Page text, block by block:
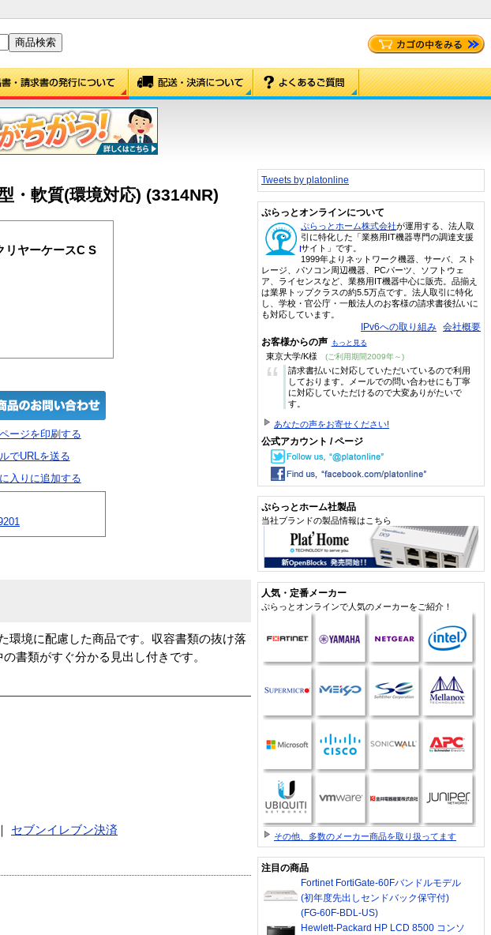
・軟質(環境対応) (3314NR)
リヤーケースC S
ージを印刷する
でURLを送る
入りに追加する
環境に配慮した商品です。収容書類の抜け落
書類がすぐ分かる見出し付きです。
セブンイレブン決済
Tweets by platonline
ぷらっとオンラインについて
ぷらっとホーム株式会社が運用する、法人取
引に特化した「業務用IT機器専門の調達支援
サイト」です。
1999年よりネットワーク機器、サーバ、スト
レージ、パソコン周辺機器、PCパーツ、ソフトウェ
ア、ライセンスなど、業務用IT機器中心に販売。品揃え
は業界トップクラスの約5.5万点です。法人取引に特化
し、学校・官公庁・一般法人のお客様の請求書後払いに
も対応しています。
IPv6への取り組み 会社概要
お客様からの声 もっと見る
東京大学/K様 (ご利用期間2009年～)
“
請求書払いに対応していただいているので利用
しております。メールでの問い合わせにも丁寧
に対応していただけるので大変ありがたいで
す。
あなたの声をお寄せください!
公式アカウント / ページ
ぷらっとホーム社製品
当社ブランドの製品情報はこちら
人気・定番メーカー
ぷらっとオンラインで人気のメーカーをご紹介！
その他、多数のメーカー商品を取り扱ってます
注目の商品
Fortinet FortiGate-60Fバンドルモデル
(初年度先出しセンドバック保守付)
(FG-60F-BDL-US)
Hewlett-Packard HP LCD 8500 コンソ